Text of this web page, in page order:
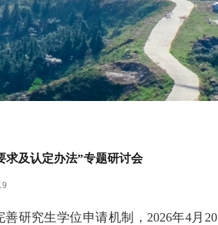
求及认定办法”专题研讨会
研究生学位申请机制，2026年4月20